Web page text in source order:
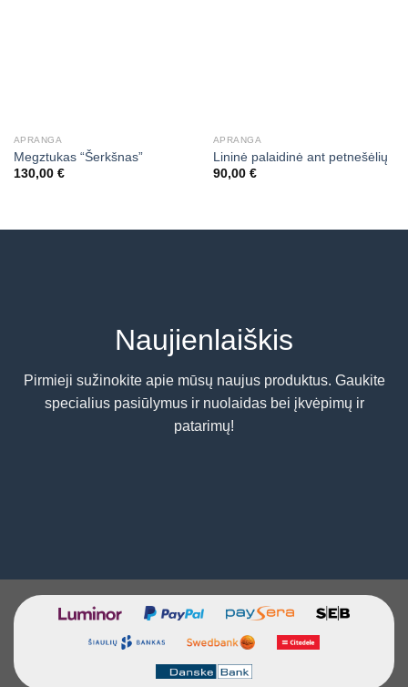
APRANGA
Megztukas “Šerkšnas”
130,00 €
APRANGA
Lininė palaidinė ant petnešėlių
90,00 €
Naujienlaiškis
Pirmieji sužinokite apie mūsų naujus produktus. Gaukite
specialius pasiūlymus ir nuolaidas bei įkvėpimų ir
patarimų!